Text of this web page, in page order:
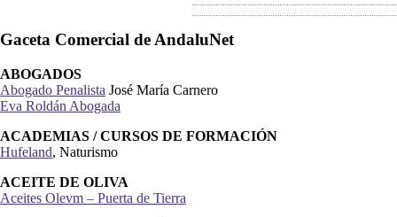
Gaceta Comercial de AndaluNet
ABOGADOS
Abogado Penalista José María Carnero
Eva Roldán Abogada
ACADEMIAS / CURSOS DE FORMACIÓN
Hufeland, Naturismo
ACEITE DE OLIVA
Aceites Olevm – Puerta de Tierra